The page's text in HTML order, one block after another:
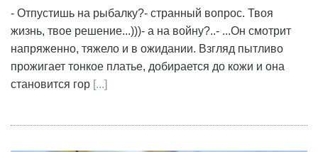
- Отпустишь на рыбалку?- странный вопрос. Твоя
жизнь, твое решение...)))- а на войну?..- ...Он смотрит
напряженно, тяжело и в ожидании. Взгляд пытливо
прожигает тонкое платье, добирается до кожи и она
становится гор [...]